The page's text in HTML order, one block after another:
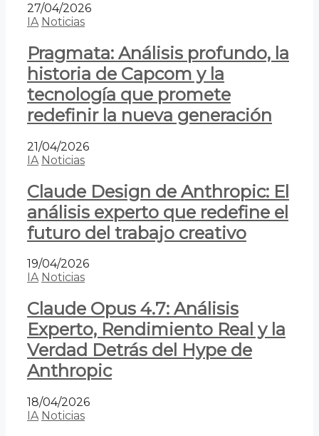
27/04/2026
IA Noticias
Pragmata: Análisis profundo, la
historia de Capcom y la
tecnología que promete
redefinir la nueva generación
21/04/2026
IA Noticias
Claude Design de Anthropic: El
análisis experto que redefine el
futuro del trabajo creativo
19/04/2026
IA Noticias
Claude Opus 4.7: Análisis
Experto, Rendimiento Real y la
Verdad Detrás del Hype de
Anthropic
18/04/2026
IA Noticias